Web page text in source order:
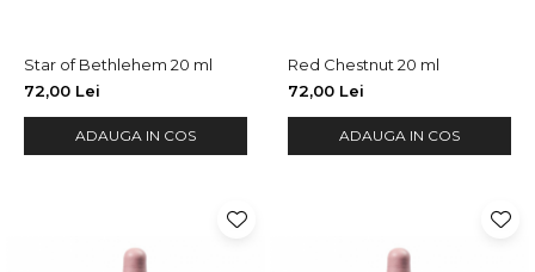
Star of Bethlehem 20 ml
72,00 Lei
ADAUGA IN COS
Red Chestnut 20 ml
72,00 Lei
ADAUGA IN COS